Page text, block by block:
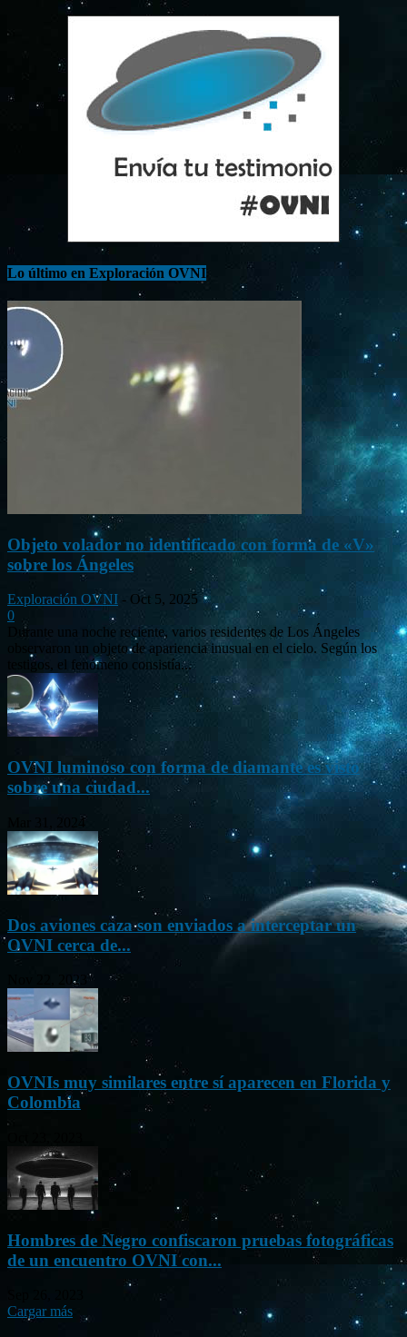
Lo último en Exploración OVNI
Objeto volador no identificado con forma de «V»
sobre los Ángeles
Exploración OVNI - Oct 5, 2025
0
Durante una noche reciente, varios residentes de Los Ángeles
observaron un objeto de apariencia inusual en el cielo. Según los
testigos, el fenómeno consistía...
OVNI luminoso con forma de diamante es visto
sobre una ciudad...
Mar 31, 2024
Dos aviones caza son enviados a interceptar un
OVNI cerca de...
Nov 22, 2023
OVNIs muy similares entre sí aparecen en Florida y
Colombia
Hombres de Negro confiscaron pruebas fotográficas
de un encuentro OVNI con...
Cargar más